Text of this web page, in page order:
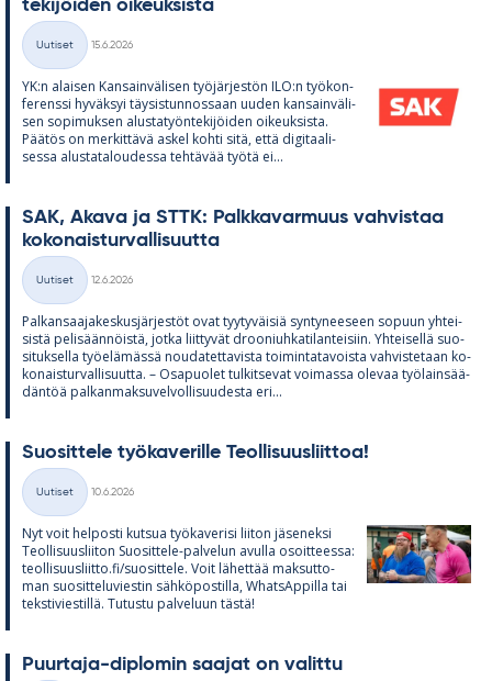
te­ki­jöi­den oi­keuk­sista
Kategoriat
Uutiset
15.6.2026
YK:n alai­sen Kan­sain­vä­li­sen työ­jär­jes­tön ILO:n työ­kon­
fe­renssi hy­väk­syi täy­sis­tun­nos­saan uu­den kan­sain­vä­li­
sen so­pi­muk­sen alus­ta­työn­te­ki­jöi­den oi­keuk­sista.
Pää­tös on mer­kit­tävä as­kel kohti sitä, että di­gi­taa­li­
sessa alus­ta­ta­lou­dessa teh­tä­vää työtä ei...
SAK, Akava ja STTK: Palk­ka­var­muus vah­vis­taa
ko­ko­nais­tur­val­li­suutta
Kategoriat
Uutiset
12.6.2026
Pal­kan­saa­ja­kes­kus­jär­jes­töt ovat tyy­ty­väi­siä syn­ty­nee­seen so­puun yh­tei­
sistä pe­li­sään­nöistä, jotka liit­ty­vät droo­niuh­ka­ti­lan­tei­siin. Yh­tei­sellä suo­
si­tuk­sella työ­elä­mässä nou­da­tet­ta­vista toi­min­ta­ta­voista vah­vis­te­taan ko­
ko­nais­tur­val­li­suutta. – Os­a­puo­let tul­kit­se­vat voi­massa ole­vaa työ­lain­sää­
dän­töä pal­kan­mak­su­vel­vol­li­suu­desta eri...
Suo­sit­tele työ­ka­ve­rille Teol­li­suus­liit­toa!
Kategoriat
Uutiset
10.6.2026
Nyt voit hel­posti kut­sua työ­ka­ve­risi lii­ton jä­se­neksi
Teol­li­suus­lii­ton Suo­sit­tele-pal­ve­lun avulla osoit­teessa:
teol­li­suus­liitto.fi/suo­sit­tele. Voit lä­het­tää mak­sut­to­
man suo­sit­te­lu­vies­tin säh­kö­pos­tilla, What­sAp­pilla tai
teks­ti­vies­tillä. Tu­tustu pal­ve­luun tästä!
Puur­taja-diplo­min saa­jat on va­littu